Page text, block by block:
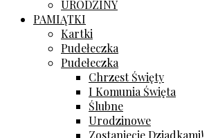
URODZINY
PAMIĄTKI
Kartki
Pudełeczka
Pudełeczka
Chrzest Święty
I Komunia Święta
Ślubne
Urodzinowe
Zostaniecie Dziadkami!